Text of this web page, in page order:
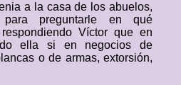
a la casa de los abuelos,
para preguntarle en qué
Víctor que en
ella si en negocios de
o de armas, extorsión,